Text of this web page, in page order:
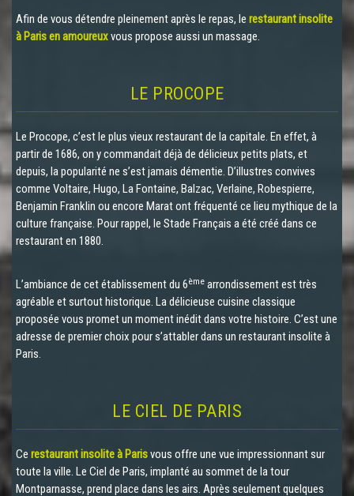
Afin de vous détendre pleinement après le repas, le restaurant insolite
à Paris en amoureuxvous propose aussi un massage.
LE PROCOPE
Le Procope, c’est le plus vieux restaurant de la capitale. En effet, à
partir de 1686, on y commandait déjà de délicieux petits plats, et
depuis, la popularité ne s’est jamais démentie. D’illustres convives
comme Voltaire, Hugo, La Fontaine, Balzac, Verlaine, Robespierre,
Benjamin Franklin ou encore Marat ont fréquenté ce lieu mythique de la
culture française. Pour rappel, le Stade Français a été créé dans ce
restaurant en 1880.
L’ambiance de cet établissement du 6ème arrondissement est très
agréable et surtout historique. La délicieuse cuisine classique
proposée vous promet un moment inédit dans votre histoire. C’est une
adresse de premier choix pour s’attabler dans un restaurant insolite à
Paris.
LE CIEL DE PARIS
Ce restaurant insolite à Parisvous offre une vue impressionnant sur
toute la ville. Le Ciel de Paris, implanté au sommet de la tour
Montparnasse, prend place dans les airs. Après seulement quelques